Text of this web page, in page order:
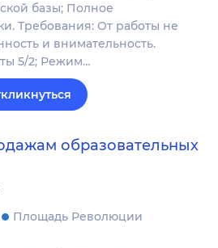
базы; Полное
Требования: От работы не
и внимательность.
5/2; Режим…
образовательных
Площадь Революции